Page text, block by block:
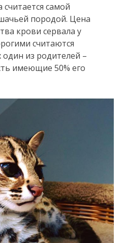
считается самой
породой. Цена
крови сервала у
считаются
из родителей –
имеющие 50% его